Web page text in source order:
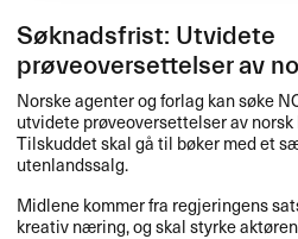
Søknadsfrist: Utvidete
prøveoversettelser av
Norske agenter og forlag kan søke
utvidete prøveoversettelser av
Tilskuddet skal gå til bøker med et
utenlandssalg.
Midlene kommer fra regjeringens
kreativ næring, og skal styrke